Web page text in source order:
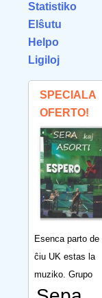
Statistiko
Elŝutu
Helpo
Ligiloj
SPECIALA
OFERTO!
Esenca parto de
ĉiu UK estas la
muziko. Grupo